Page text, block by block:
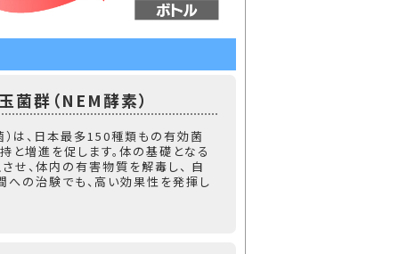
菌群（NEM酵素）
は、日本最多150種類もの有効菌
と増進を促します。体の基礎となる
せ、体内の有害物質を解毒し、 自
への治験でも、高い効果性を発揮し